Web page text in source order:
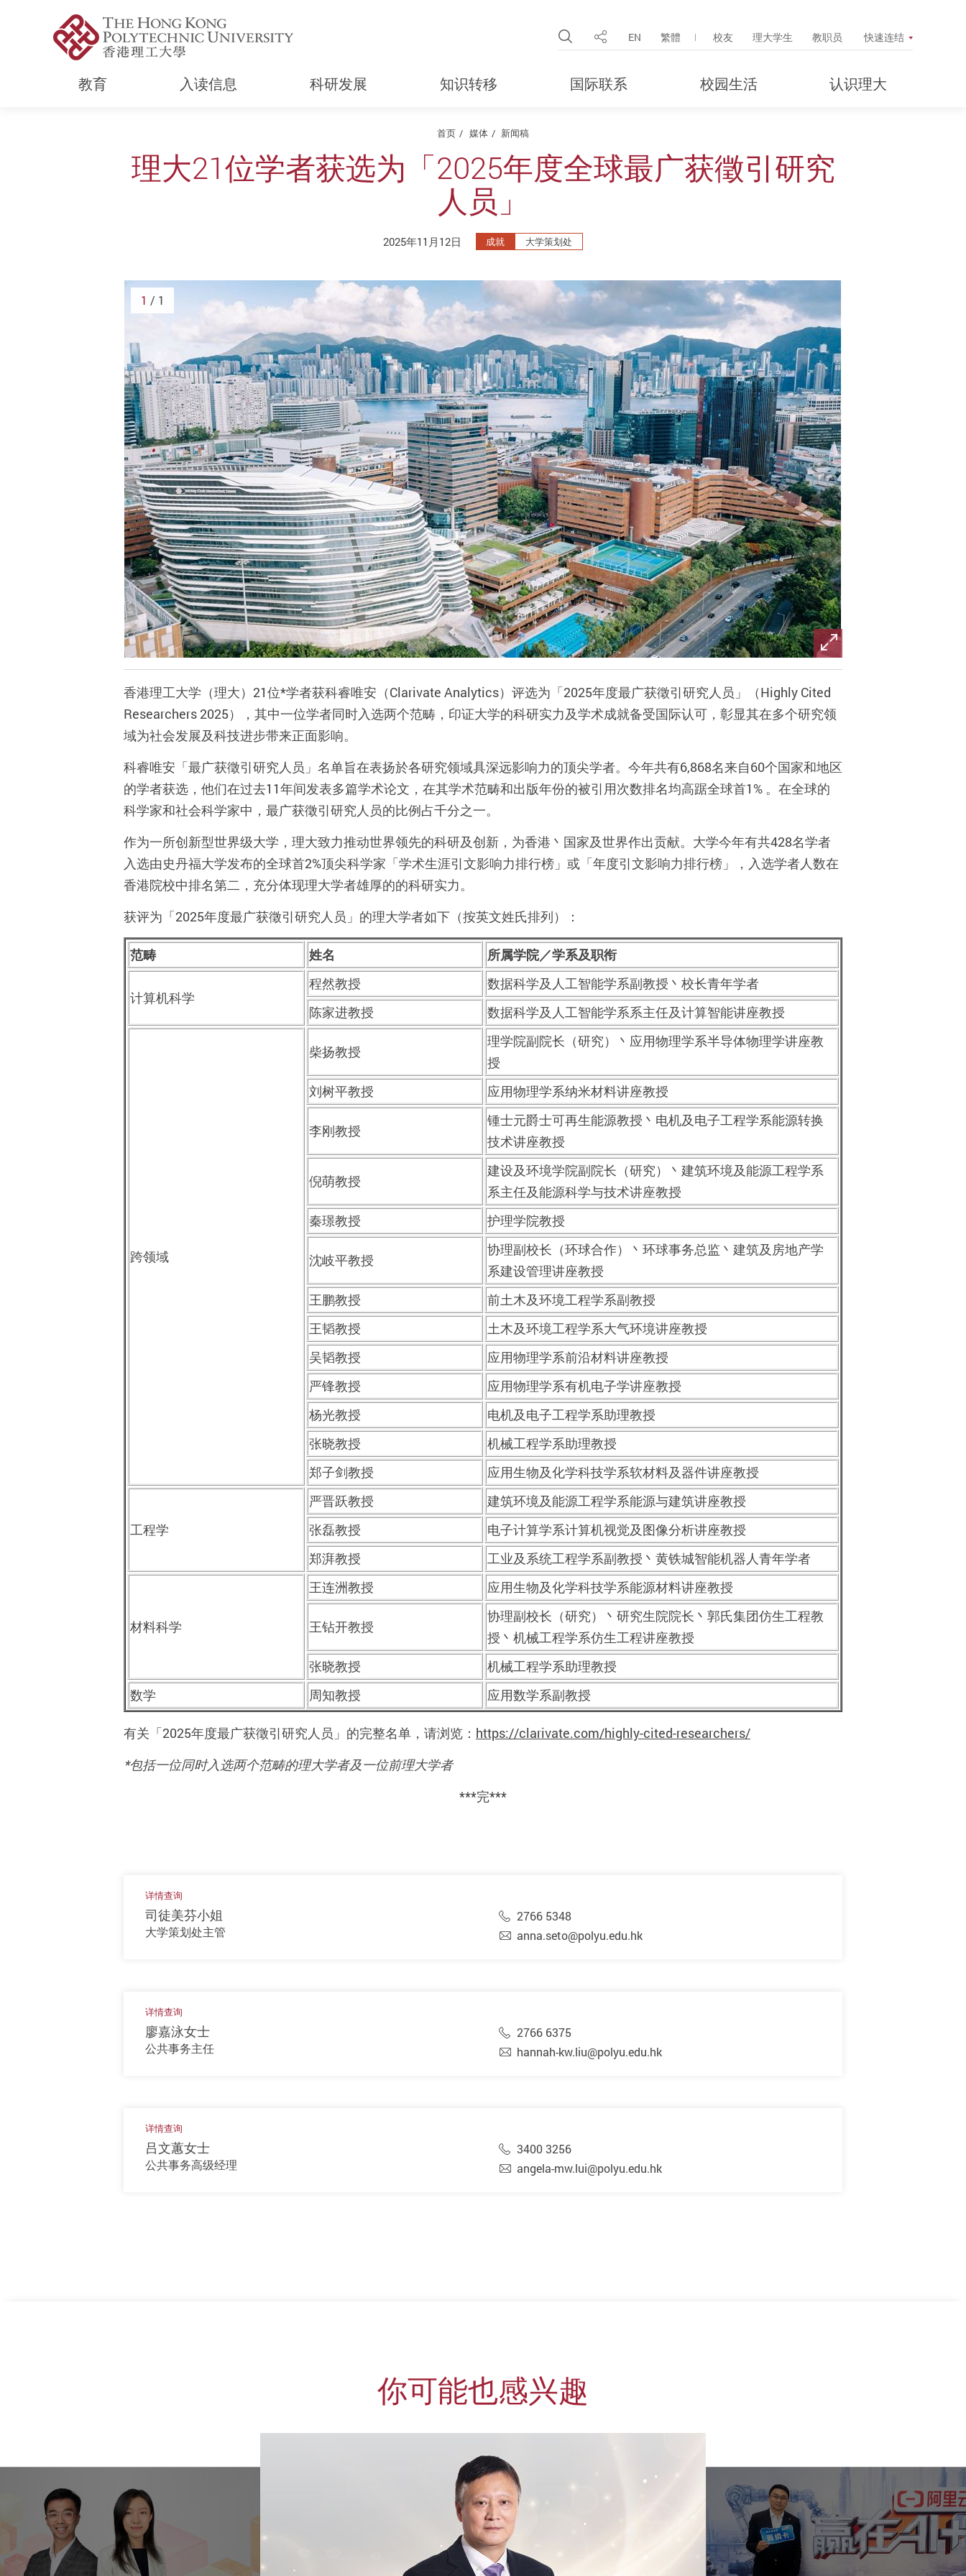
Open Site Search Popup
分享 EN 繁體 校友 理大学生 教职员 快速连结
教育 入读信息 科研发展 知识转移 国际联系 校园生活 认识理大
首页 媒体 新闻稿
理大21位学者获选为「2025年度全球最广获徵引研究
人员」
2025年11月12日 成就 大学策划处
1 / 1
香港理工大学（理大） 21位*学者获科睿唯安（Clarivate Analytics）评选为「2025年度最广获徵引研究人员」（Highly Cited
Researchers 2025），其中一位学者同时入选两个范畴，印证大学的科研实力及学术成就备受国际认可，彰显其在多个研究领
域为社会发展及科技进步带来正面影响。
科睿唯安「最广获徵引研究人员」名单旨在表扬於各研究领域具深远影响力的顶尖学者。今年共有6,868名来自60个国家和地区
的学者获选， 他们在过去11年间发表多篇学术论文，在其学术范畴和出版年份的被引用次数排名均高踞全球首1% 。在全球的
科学家和社会科学家中，最广获徵引研究人员的比例占千分之一。
作为一所创新型世界级大学，理大致力推动世界领先的科研及创新，为香港丶国家及世界作出贡献。 大学今年有共428名学者
入选由史丹福大学发布的全球首2%顶尖科学家「学术生涯引文影响力排行榜」或「年度引文影响力排行榜」，入选学者人数在
香港院校中排名第二 ，充分体现理大学者雄厚的的科研实力。
获评为「2025年度最广获徵引研究人员」的理大学者如下（按英文姓氏排列） ：
范畴 姓名 所属学院／学系及职衔
计算机科学
程然教授
数据科学及人工智能学系副教授丶校长青年学者
陈家进教授
数据科学及人工智能学系系主任及计算智能讲座教授
跨领域
柴扬教授
理学院副院长（研究）丶应用物理学系半导体物理学讲座教
授
刘树平教授
应用物理学系纳米材料讲座教授
李刚教授
锺士元爵士可再生能源教授丶电机及电子工程学系能源转换
技术讲座教授
倪萌教授
建设及环境学院副院长（研究）丶建筑环境及能源工程学系
系主任及能源科学与技术讲座教授
秦璟教授
护理学院教授
沈岐平教授
协理副校长（环球合作）丶环球事务总监丶建筑及房地产学
系建设管理讲座教授
王鹏教授
前土木及环境工程学系副教授
王韬教授
土木及环境工程学系大气环境讲座教授
吴韬教授
应用物理学系前沿材料讲座教授
严锋教授
应用物理学系有机电子学讲座教授
杨光教授
电机及电子工程学系助理教授
张晓教授
机械工程学系助理教授
郑子剑教授
应用生物及化学科技学系软材料及器件讲座教授
工程学
严晋跃教授
建筑环境及能源工程学系能源与建筑讲座教授
张磊教授
电子计算学系计算机视觉及图像分析讲座教授
郑湃教授
工业及系统工程学系副教授丶黄铁城智能机器人青年学者
材料科学
王连洲教授 应用生物及化学科技学系能源材料讲座教授
王钻开教授
协理副校长（研究）丶研究生院院长丶郭氏集团仿生工程教
授丶机械工程学系仿生工程讲座教授
张晓教授
机械工程学系助理教授
数学
周知教授 应用数学系副教授
有关 「2025年度最广获徵引研究人员」的完整名单 ，请浏览： https://clarivate.com/highly-cited-researchers/
*包括一位同时入选两个范畴的理大学者及一位前理大学者
***完***
详情查询
司徒美芬小姐
大学策划处主管
2766 5348
anna.seto@polyu.edu.hk
详情查询
廖嘉泳女士
公共事务主任
2766 6375
hannah-kw.liu@polyu.edu.hk
详情查询
吕文蕙女士
公共事务高级经理
3400 3256
angela-mw.lui@polyu.edu.hk
你可能也感兴趣